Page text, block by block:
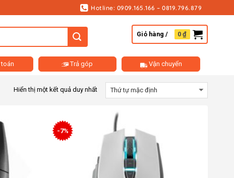
Hotline: 0909.165.166 – 0819.796.879
Giỏ hàng / 0₫
Trả góp Vận chuyển
Hiển thị một kết quả duy nhất
-7%